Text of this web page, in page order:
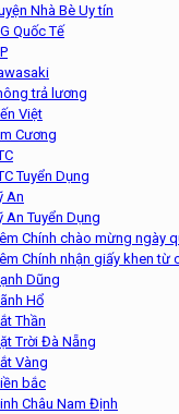
Nhà Bè Uy tín
Quốc Tế
trả lương
Việt
Cương
Tuyển Dụng
An
An Tuyển Dụng
Chính chào mừng ngày
Chính nhận giấy khen từ
Dũng
Hổ
Thần
Trời Đà Nẵng
Vàng
bắc
Châu Nam Định